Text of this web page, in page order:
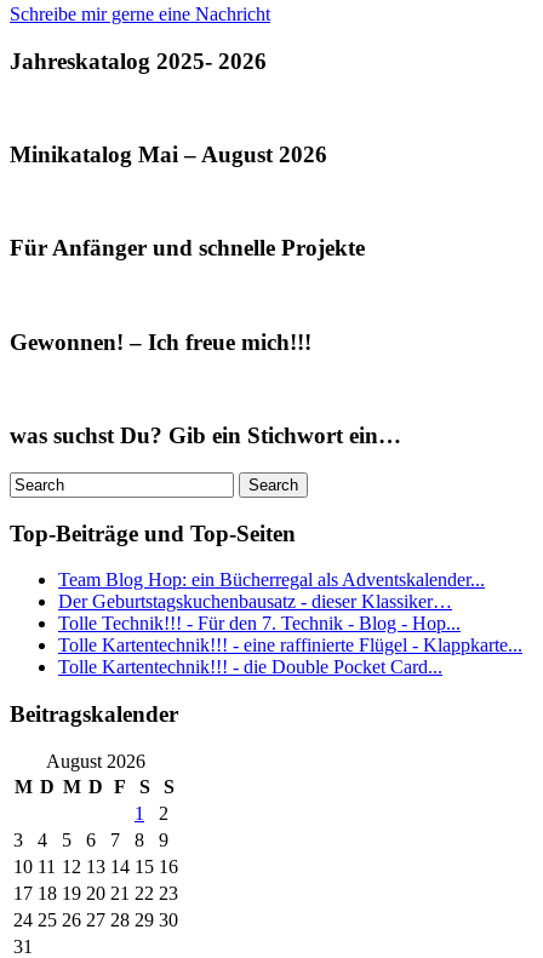
Schreibe mir gerne eine Nachricht
Jahreskatalog 2025- 2026
Minikatalog Mai – August 2026
Für Anfänger und schnelle Projekte
Gewonnen! – Ich freue mich!!!
was suchst Du? Gib ein Stichwort ein…
Top-Beiträge und Top-Seiten
Team Blog Hop: ein Bücherregal als Adventskalender...
Der Geburtstagskuchenbausatz - dieser Klassiker…
Tolle Technik!!! - Für den 7. Technik - Blog - Hop...
Tolle Kartentechnik!!! - eine raffinierte Flügel - Klappkarte...
Tolle Kartentechnik!!! - die Double Pocket Card...
Beitragskalender
August 2026
M D M D F S
S
1
2
3
4 5 6 7 8
9
10 11 12 13 14 15 16
17 18 19 20 21 22 23
24 25 26 27 28 29 30
31